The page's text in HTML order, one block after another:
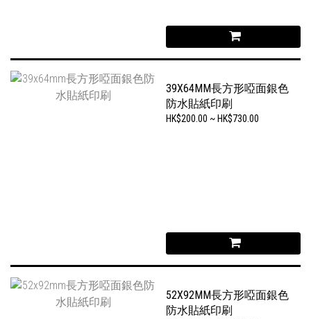
39X64MM長方形啞面銀色
防水貼紙印刷
HK$200.00 ~ HK$730.00
52X92MM長方形啞面銀色
防水貼紙印刷